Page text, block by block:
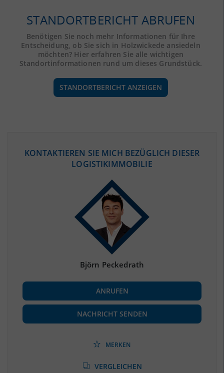
STANDORTBERICHT ABRUFEN
Benötigen Sie noch mehr Informationen für Ihre
Entscheidung, ob Sie sich in Holzwickede ansiedeln
möchten? Hier erfahren Sie alle wichtigen
Standortinformationen rund um dieses Grundstück.
STANDORTBERICHT ANZEIGEN
(STAND: 12/2019)
(Landkreis / Kreisfreie Stadt)
BESCHÄFTIGUNG
Beschäftigte
(Landkreis / Kreisfreie Stadt)
149.649
(Landkreis / Kreisfreie Stadt)
(Stand: 01/2020)
KONTAKTIEREN SIE MICH BEZÜGLICH DIESER
LOGISTIKIMMOBILIE
Björn Peckedrath
ANRUFEN
NACHRICHT SENDEN
MERKEN
VERGLEICHEN